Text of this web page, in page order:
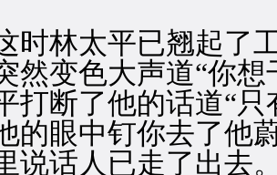
林太平已翘起了
变色大声道“你想
断了他的话道“只
的眼中钉你去了他
话人已走了出去